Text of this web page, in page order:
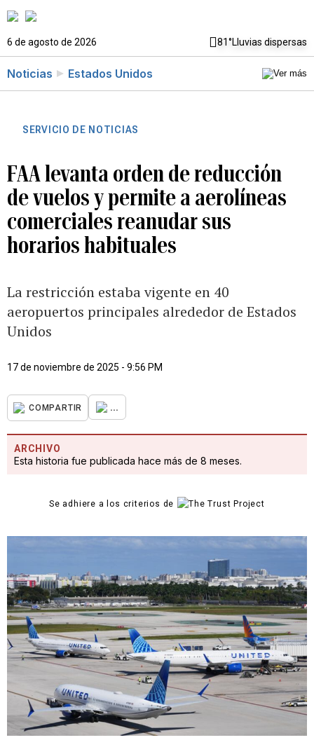
6 de agosto de 2026 81°Lluvias dispersas
Noticias Estados Unidos
SERVICIO DE NOTICIAS
FAA levanta orden de reducción
de vuelos y permite a aerolíneas
comerciales reanudar sus
horarios habituales
La restricción estaba vigente en 40
aeropuertos principales alrededor de Estados
Unidos
17 de noviembre de 2025 - 9:56 PM
COMPARTIR ...
ARCHIVO
Esta historia fue publicada hace más de 8 meses.
Se adhiere a los criterios de